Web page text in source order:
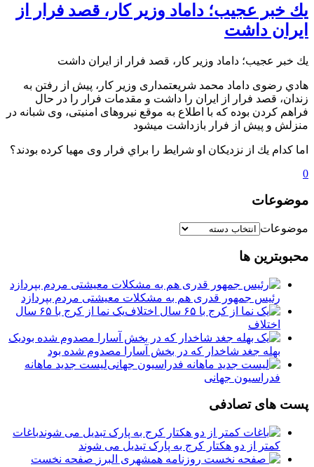
يك خبر عجيب؛ داماد وزير كار، قصد فرار از
ايران داشت
يك خبر عجيب؛ داماد وزير كار، قصد فرار از ايران داشت
️هادي رضوی داماد محمد شریعتمداری وزير كار، پيش از رفتن به
زندان، قصد فرار از ايران را داشت و مقدمات فرار را در حال
فراهم كردن بوده كه با اطلاع به موقع نیروهای امنیتی، وی شبانه در
منزلش و پيش از فرار بازداشت ميشود
️اما كدام يك از نزديكان او شرايط را براي فرار وی مهيا كرده بودند؟
0
موضوعات
موضوعات
محبوبترین ها
رئیس جمهور قدری هم به مشکلات معیشتی مردم بپردازد
یک نما از کرج با ۶۵ سال
اختلاف
یک
بهله جغد شاخدار که در بخش آسارا مصدوم شده بود
لیست جدید ماهانه
فدراسیون جهانی
پست های تصادفی
️باغات
کمتر از دو هکتار کرج به پارک تبدیل می شوند
️ صفحه نخست